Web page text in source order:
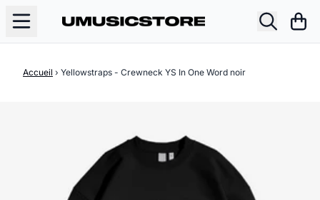
Accueil › Yellowstraps - Crewneck YS In One Word noir